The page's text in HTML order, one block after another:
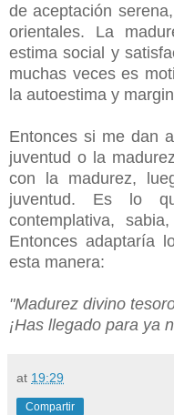
de aceptación
orientales. La
estima social y
muchas veces es
la autoestima y
Entonces si me dan
juventud o la
con la madurez,
juventud. Es lo
contemplativa,
Entonces adaptaría
esta manera:
"Madurez divino
¡Has llegado para ya
at 19:29
Compartir